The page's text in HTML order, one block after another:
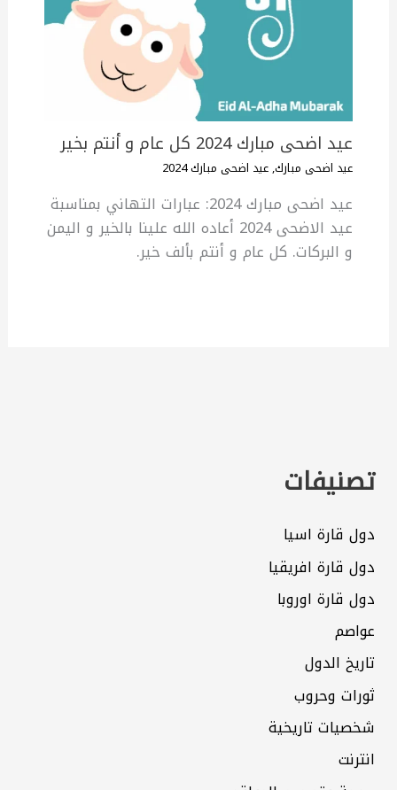
عيد اضحى مبارك 2024 كل عام و أنتم بخير
عيد اضحى مبارك,عيد اضحى مبارك 2024
عيد اضحى مبارك 2024: عبارات التهاني بمناسبة
عيد الاضحى 2024 أعاده الله علينا بالخير و اليمن
و البركات. كل عام و أنتم بألف خير.
تصنيفات
دول قارة اسيا
دول قارة افريقيا
دول قارة اوروبا
عواصم
تاريخ الدول
ثورات وحروب
شخصيات تاريخية
انترنت